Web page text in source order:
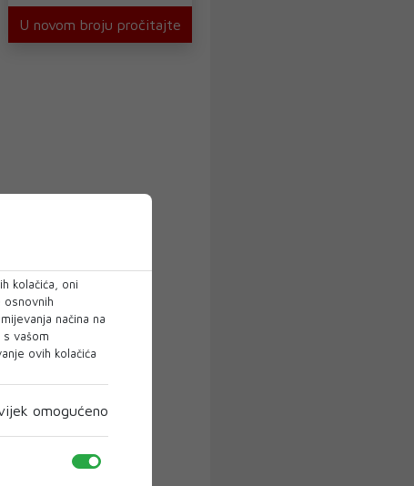
U novom broju pročitajte
kolačića, oni
osnovnih
načina na
vašom
ovih kolačića
omogućeno